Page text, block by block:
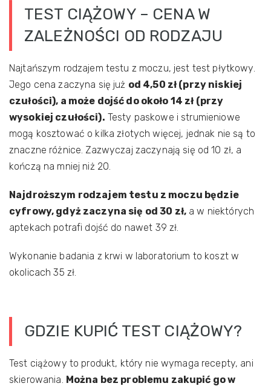
TEST CIĄŻOWY – CENA W
ZALEŻNOŚCI OD RODZAJU
Najtańszym rodzajem testu z moczu, jest test płytkowy.
Jego cena zaczyna się już od 4,50 zł (przy niskiej
czułości), a może dojść do około 14 zł (przy
wysokiej czułości). Testy paskowe i strumieniowe
mogą kosztować o kilka złotych więcej, jednak nie są to
znaczne różnice. Zazwyczaj zaczynają się od 10 zł, a
kończą na mniej niż 20.
Najdroższym rodzajem testu z moczu będzie
cyfrowy, gdyż zaczyna się od 30 zł, a w niektórych
aptekach potrafi dojść do nawet 39 zł.
Wykonanie badania z krwi w laboratorium to koszt w
okolicach 35 zł.
GDZIE KUPIĆ TEST CIĄŻOWY?
Test ciążowy to produkt, który nie wymaga recepty, ani
skierowania. Można bez problemu zakupić go w